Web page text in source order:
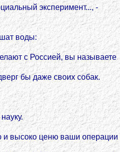
эксперимент..., -
воды:
с Россией, вы называете
бы даже своих собак.
высоко ценю ваши операции